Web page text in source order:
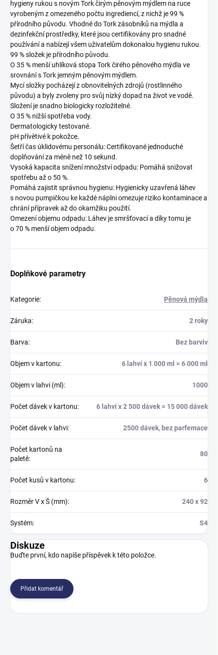
hygieny rukou s novým Tork čirým pěnovým mýdlem na ruce
vyrobeným z omezeného počtu ingrediencí, z nichž je 99 %
přírodního původu. Vhodné do Tork zásobníků na mýdla a
dezinfekční prostředky, které jsou certifikovány pro snadné
používání a nabízejí všem uživatelům dokonalou hygienu rukou.
99 % složek je přírodního původu.
O 35 % menší uhlíková stopa Tork čirého pěnového mýdla ve
srovnání s Tork jemným pěnovým mýdlem.
Mycí složky pocházejí z obnovitelných zdrojů (rostlinného
původu) a byly zvoleny pro svůj nízký dopad na život ve vodě.
Složení je snadno biologicky rozložitelné.
O 35 % nižší spotřeba vody.
Dermatologicky testované.
pH přívětivé k pokožce.
Šetří čas úklidovému personálu: Certifikované jednoduché
doplňování za méně než 10 sekund.
Vysoká kapacita snížení množství odpadu: Pomáhá snižovat
spotřebu až o 50 %.
Pomáhá zajistit správnou hygienu: Hygienicky uzavřená láhev
s novou pumpičkou ke každé náplni omezuje riziko kontaminace a
chrání přípravek až do okamžiku použití.
Omezení objemu odpadu: Láhev je smršťovací a díky tomu je
o 70 % menší objem odpadu.
Doplňkové parametry
Kategorie: Pěnová mýdla
Záruka: 2 roky
Barva: Bez barviv
Objem v kartonu: 6 lahví x 1 000 ml = 6 000 ml
Objem v lahvi (ml): 1000
Počet dávek v kartonu: 6 lahví x 2 500 dávek = 15 000 dávek
Počet dávek v lahvi: 2500 dávek, bez parfemace
Počet kartonů na
paletě:
80
Počet kusů v kartonu: 6
Rozměr V x Š (mm): 240 x 92
Systém: S4
Diskuze
Buďte první, kdo napíše příspěvek k této položce.
Přidat komentář